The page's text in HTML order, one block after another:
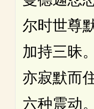
尔时世尊
加持三昧
亦寂默而
六种震动